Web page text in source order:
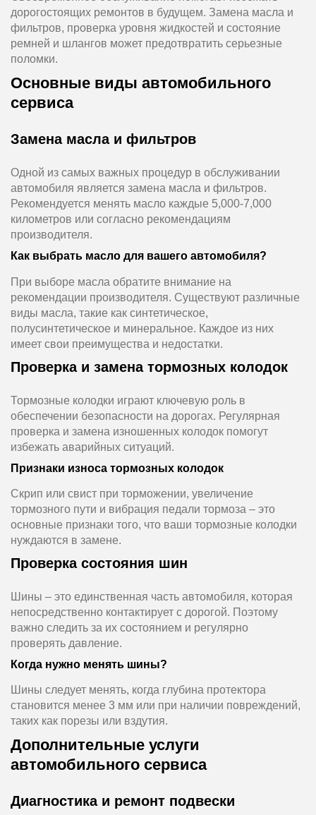
дорогостоящих ремонтов в будущем. Замена масла и
фильтров, проверка уровня жидкостей и состояние
ремней и шлангов может предотвратить серьезные
поломки.
Основные виды автомобильного
сервиса
Замена масла и фильтров
Одной из самых важных процедур в обслуживании
автомобиля является замена масла и фильтров.
Рекомендуется менять масло каждые 5,000-7,000
километров или согласно рекомендациям
производителя.
Как выбрать масло для вашего автомобиля?
При выборе масла обратите внимание на
рекомендации производителя. Существуют различные
виды масла, такие как синтетическое,
полусинтетическое и минеральное. Каждое из них
имеет свои преимущества и недостатки.
Проверка и замена тормозных колодок
Тормозные колодки играют ключевую роль в
обеспечении безопасности на дорогах. Регулярная
проверка и замена изношенных колодок помогут
избежать аварийных ситуаций.
Признаки износа тормозных колодок
Скрип или свист при торможении, увеличение
тормозного пути и вибрация педали тормоза – это
основные признаки того, что ваши тормозные колодки
нуждаются в замене.
Проверка состояния шин
Шины – это единственная часть автомобиля, которая
непосредственно контактирует с дорогой. Поэтому
важно следить за их состоянием и регулярно
проверять давление.
Когда нужно менять шины?
Шины следует менять, когда глубина протектора
становится менее 3 мм или при наличии повреждений,
таких как порезы или вздутия.
Дополнительные услуги
автомобильного сервиса
Диагностика и ремонт подвески